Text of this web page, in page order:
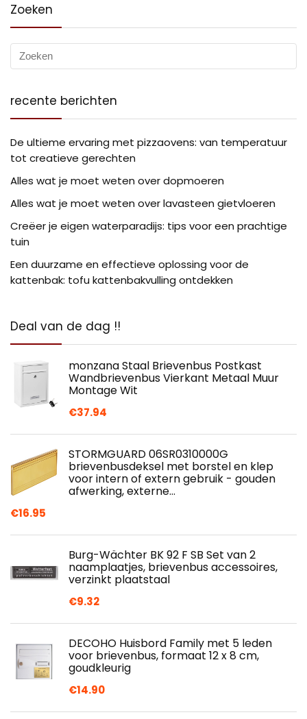
Zoeken
recente berichten
De ultieme ervaring met pizzaovens: van temperatuur
tot creatieve gerechten
Alles wat je moet weten over dopmoeren
Alles wat je moet weten over lavasteen gietvloeren
Creëer je eigen waterparadijs: tips voor een prachtige
tuin
Een duurzame en effectieve oplossing voor de
kattenbak: tofu kattenbakvulling ontdekken
Deal van de dag !!
monzana Staal Brievenbus Postkast
Wandbrievenbus Vierkant Metaal Muur
Montage Wit
€37.94
STORMGUARD 06SR0310000G
brievenbusdeksel met borstel en klep
voor intern of extern gebruik - gouden
afwerking, externe…
€16.95
Burg-Wächter BK 92 F SB Set van 2
naamplaatjes, brievenbus accessoires,
verzinkt plaatstaal
€9.32
DECOHO Huisbord Family met 5 leden
voor brievenbus, formaat 12 x 8 cm,
goudkleurig
€14.90